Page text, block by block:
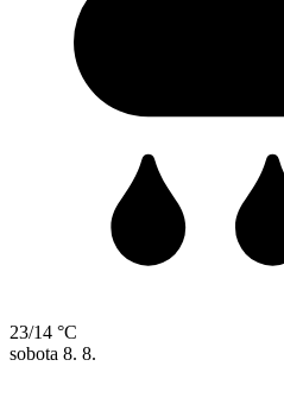
23/14 °C
sobota 8. 8.